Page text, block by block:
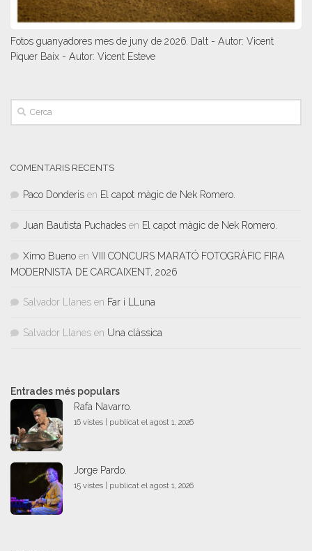
Fotos guanyadores mes de juny de 2026. Dalt - Autor: Vicent
Piquer Baix - Autor: Vicent Esteve
COMENTARIS RECENTS
Paco Donderis en El capot màgic de Nek Romero.
Juan Bautista Puchades en El capot màgic de Nek Romero.
Ximo Bueno en VIII CONCURS MARATÓ FOTOGRÀFIC FIRA
MODERNISTA DE CARCAIXENT, 2026
Salvador Llanes en Far i LLuna
Salvador Llanes en Una clàssica
Entrades més populars
Rafa Navarro.
16 vistes publicat el agost 1, 2026
Jorge Pardo.
15 vistes publicat el agost 1, 2026